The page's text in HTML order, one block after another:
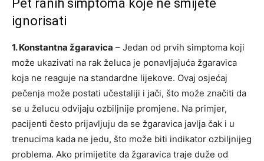
Pet ranih simptoma koje ne smijete
ignorisati
1. Konstantna žgaravica – Jedan od prvih simptoma koji
može ukazivati na rak želuca je ponavljajuća žgaravica
koja ne reaguje na standardne lijekove. Ovaj osjećaj
pečenja može postati učestaliji i jači, što može značiti da
se u želucu odvijaju ozbiljnije promjene. Na primjer,
pacijenti često prijavljuju da se žgaravica javlja čak i u
trenucima kada ne jedu, što može biti indikator ozbiljnijeg
problema. Ako primijetite da žgaravica traje duže od